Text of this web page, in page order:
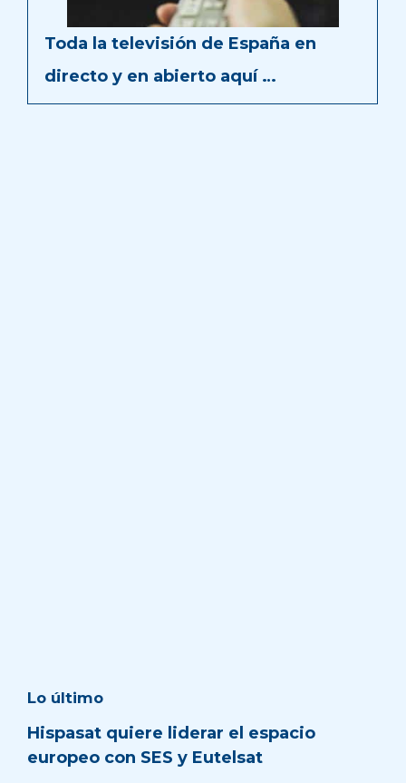
Toda la televisión de España en
directo y en abierto aquí …
Lo último
Hispasat quiere liderar el espacio
europeo con SES y Eutelsat